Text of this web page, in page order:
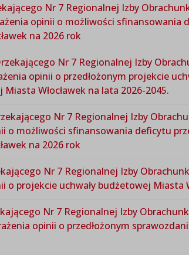
Nr 7 Regionalnej Izby
opinii o możliwości sfinansowania
na 2026 rok
Nr 7 Regionalnej Izby
opinii o przedłożonym projekcie
Włocławek na lata 2026-2045.
Nr 7 Regionalnej Izby
o możliwości sfinansowania deficytu
na 2026 rok
Nr 7 Regionalnej Izby
projekcie uchwały budżetowej Miasta
Nr 7 Regionalnej Izby
opinii o przedłożonym